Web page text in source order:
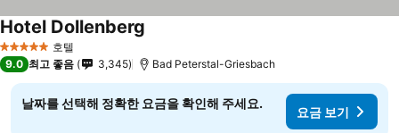
5 성급 호텔
Hotel Dollenberg
9.0 최고 좋음 3,345 Bad Peterstal-Griesbach
날짜를 선택해 정확한 요금을 확인해 주세요.
요금 보기